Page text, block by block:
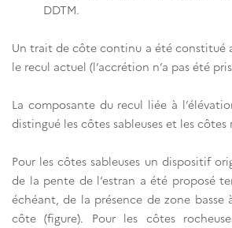
DDTM.
Un trait de côte continu a été constitué
le recul actuel (l’accrétion n’a pas été
La composante du recul liée à
distingué les côtes sableuses et les côtes
Pour les côtes sableuses un dispositif
de la pente de l’estran a été proposé
échéant, de la présence de zone basse
côte (figure). Pour les côtes